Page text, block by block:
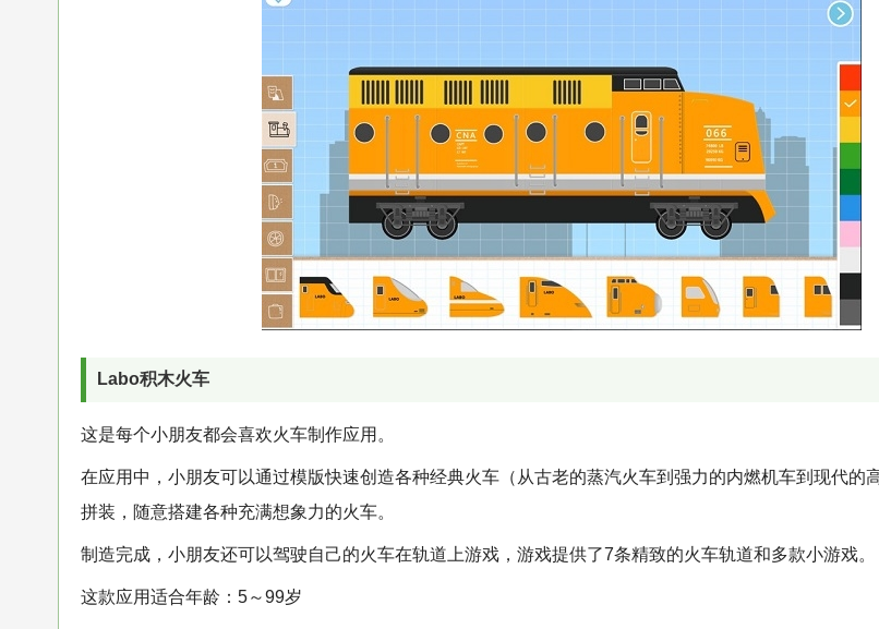
Labo积木火车
这是每个小朋友都会喜欢火车制作应用。
在应用中，小朋友可以通过模版快速创造各种经典火车（从古老的蒸汽火车到强力的内燃机车到现代的
拼装，随意搭建各种充满想象力的火车。
制造完成，小朋友还可以驾驶自己的火车在轨道上游戏，游戏提供了7条精致的火车轨道和多款小游戏。
这款应用适合年龄：5～99岁